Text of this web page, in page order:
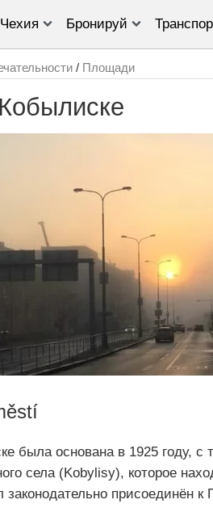
Чехия Бронируй
/ Площади
была основана в 1925 году, с
села (Kobylisy), которое
присоединён к